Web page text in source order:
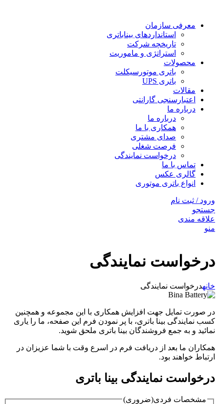
معرفی سازمان
استانداردهای بیناباتری
تاریخچه شرکت
استراتژی و ماموریت
محصولات
باتری موتورسیکلت
باتری UPS
مقالات
اعتبارسنجی گارانتی
درباره ما
درباره ما
همکاری با ما
صدای مشتری
فرصت شغلی
درخواست نمایندگی
تماس با ما
گالری عکس
انواع باتری موتوری
ورود / ثبت نام
جستجو
علاقه مندی
منو
درخواست نمایندگی
خانهدرخواست نمایندگی
در صورت تمایل جهت افزایش همکاری با این مجموعه و همچنین
کسب نمایندگی بینا باتری، با پر نمودن فرم این صفحه، ما را یاری
نمائید و به جمع فروشندگان بینا باتری ملحق شوید.
همکاران ما بعد از دریافت فرم در اسرع وقت با شما عزیزان در
ارتباط خواهند بود.
درخواست نمایندگی بینا باتری
مشخصات فردی(ضروری)